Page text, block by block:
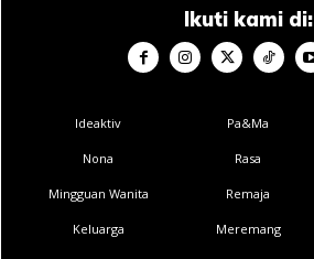
Ikuti kami di:
Ideaktiv
Nona
Mingguan Wanita
Keluarga
Pa&Ma
Rasa
Remaja
Meremang